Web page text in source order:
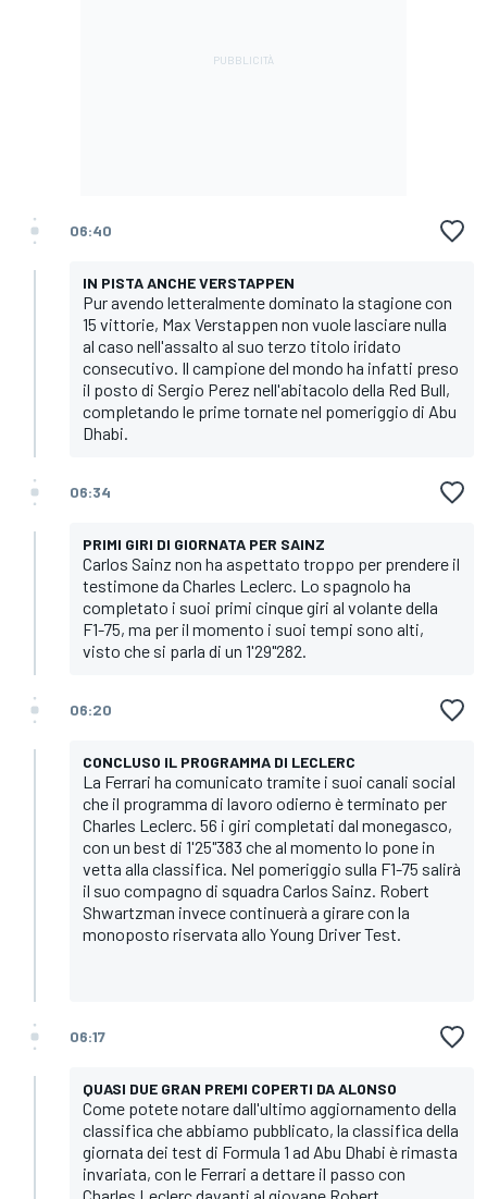
06:40
IN PISTA ANCHE VERSTAPPEN
Pur avendo letteralmente dominato la stagione con
15 vittorie, Max Verstappen non vuole lasciare nulla
al caso nell'assalto al suo terzo titolo iridato
consecutivo. Il campione del mondo ha infatti preso
il posto di Sergio Perez nell'abitacolo della Red Bull,
completando le prime tornate nel pomeriggio di Abu
Dhabi.
06:34
PRIMI GIRI DI GIORNATA PER SAINZ
Carlos Sainz non ha aspettato troppo per prendere il
testimone da Charles Leclerc. Lo spagnolo ha
completato i suoi primi cinque giri al volante della
F1-75, ma per il momento i suoi tempi sono alti,
visto che si parla di un 1'29"282.
06:20
CONCLUSO IL PROGRAMMA DI LECLERC
La Ferrari ha comunicato tramite i suoi canali social
che il programma di lavoro odierno è terminato per
Charles Leclerc. 56 i giri completati dal monegasco,
con un best di 1'25"383 che al momento lo pone in
vetta alla classifica. Nel pomeriggio sulla F1-75 salirà
il suo compagno di squadra Carlos Sainz. Robert
Shwartzman invece continuerà a girare con la
monoposto riservata allo Young Driver Test.
06:17
QUASI DUE GRAN PREMI COPERTI DA ALONSO
Come potete notare dall'ultimo aggiornamento della
classifica che abbiamo pubblicato, la classifica della
giornata dei test di Formula 1 ad Abu Dhabi è rimasta
invariata, con le Ferrari a dettare il passo con